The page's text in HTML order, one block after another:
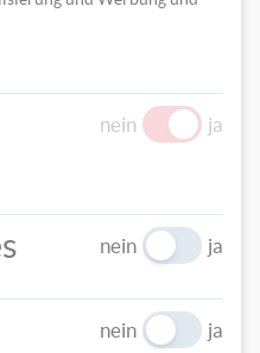
Bänder in
Ringen fest. Die Farben
bei unserer Bastelidee in
nein ja
nein ja
nein ja